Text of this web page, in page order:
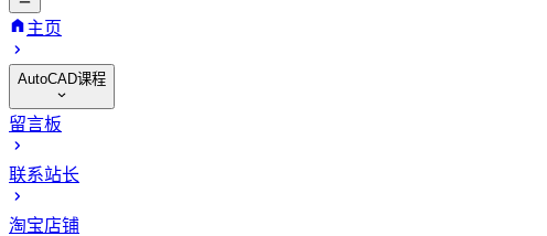
主页
AutoCAD课程
CAD二维基础课程
CAD三维建模课程
CAD高级渲染课程
CAD机械四级考试
留言板
联系站长
淘宝店铺